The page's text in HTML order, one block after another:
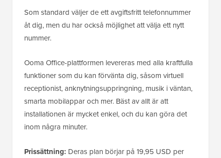
Som standard väljer de ett avgiftsfritt telefonnummer
åt dig, men du har också möjlighet att välja ett nytt
nummer.
Ooma Office-plattformen levereras med alla kraftfulla
funktioner som du kan förvänta dig, såsom virtuell
receptionist, anknytningsuppringning, musik i väntan,
smarta mobilappar och mer. Bäst av allt är att
installationen är mycket enkel, och du kan göra det
inom några minuter.
Prissättning: Deras plan börjar på 19,95 USD per